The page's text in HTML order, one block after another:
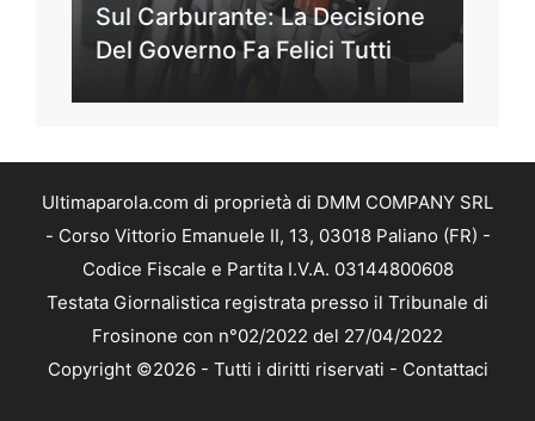
Sul Carburante: La Decisione
Del Governo Fa Felici Tutti
Ultimaparola.com di proprietà di DMM COMPANY SRL
- Corso Vittorio Emanuele II, 13, 03018 Paliano (FR) -
Codice Fiscale e Partita I.V.A. 03144800608
Testata Giornalistica registrata presso il Tribunale di
Frosinone con n°02/2022 del 27/04/2022
Copyright ©2026 - Tutti i diritti riservati - Contattaci